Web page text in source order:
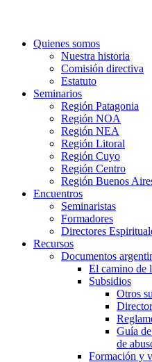
Quienes somos
Nuestra historia
Comisión directiva
Estatuto
Seminarios
Región Patagonia
Región NOA
Región NEA
Región Litoral
Región Cuyo
Región Centro
Región Buenos
Encuentros
Seminaristas
Formadores
Directores
Recursos
Documentos
El camino de
Subsidios
Otros
Guía
de
Formación y